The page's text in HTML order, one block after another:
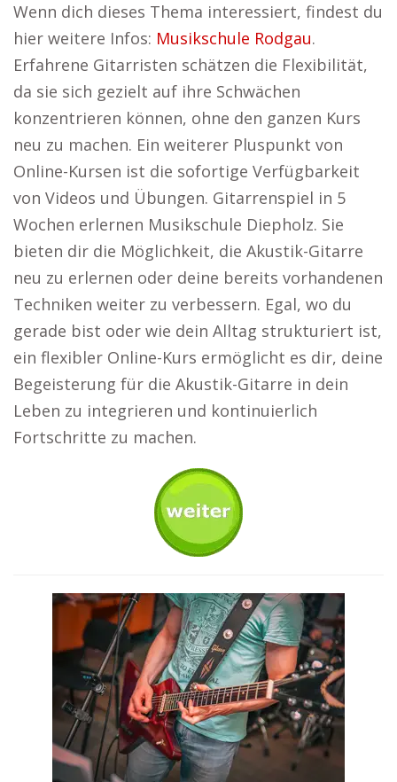
Wenn dich dieses Thema interessiert, findest du
hier weitere Infos: Musikschule Rodgau.
Erfahrene Gitarristen schätzen die Flexibilität,
da sie sich gezielt auf ihre Schwächen
konzentrieren können, ohne den ganzen Kurs
neu zu machen. Ein weiterer Pluspunkt von
Online-Kursen ist die sofortige Verfügbarkeit
von Videos und Übungen. Gitarrenspiel in 5
Wochen erlernen Musikschule Diepholz. Sie
bieten dir die Möglichkeit, die Akustik-Gitarre
neu zu erlernen oder deine bereits vorhandenen
Techniken weiter zu verbessern. Egal, wo du
gerade bist oder wie dein Alltag strukturiert ist,
ein flexibler Online-Kurs ermöglicht es dir, deine
Begeisterung für die Akustik-Gitarre in dein
Leben zu integrieren und kontinuierlich
Fortschritte zu machen.